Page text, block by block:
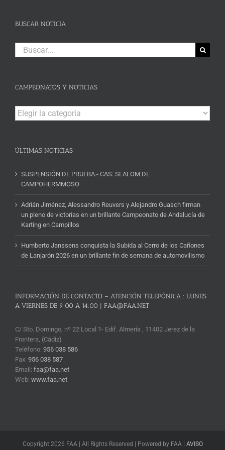
BUSCAR NOTICIA
Buscar:
CAMPEONATOS Y NOTICIAS
Campeonatos
y
ÚLTIMAS NOTICIAS
SUSPENSIÓN DE PRUEBA.- CAS: SLALOM DE
CAMPOHERMMOSO
Adrián Jiménez, Alessandro Reuvers y Alejandro Guasch firman
un pleno de victorias en un brillante Campeonato de Andalucía de
Karting en Campillos
Humberto Janssens conquista la Subida al Cerro de los Cañones
de Lanjarón 2026 en un brillante fin de semana de automovilismo
INFORMACIÓN DE CONTACTO – ATENCIÓN TELEFÓNICA : LUNES
A VIERNES DE 9:00 A 14:00 | FAA@FAA.NET
C/ Sto. Domingo, nº 22 Local 1- Edif. Almería , 11402 Jerez de la
Frontera, (Cádiz)
Teléfono: 956 038 586
Fax: 956 038 587
Email: faa@faa.net
Web: www.faa.net
Copyright 2026 FAA | All Rights Reserved | Powered by FAA | AVISO